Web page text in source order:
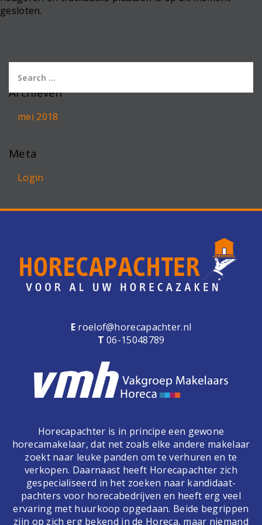
gesloten.
Archieven
mei 2018
Meta
Login
E roelof@horecapachter.nl
T 06-15048789
Horecapachter is in principe een gewone
horecamakelaar, dat net zoals elke andere makelaar
zoekt naar leuke panden om te verhuren en te
verkopen. Daarnaast heeft Horecapachter zich
gespecialiseerd in het zoeken naar kandidaat-
pachters voor horecabedrijven en heeft erg veel
ervaring met huurkoop opgedaan. Beide begrippen
zijn op zich erg bekend in de Horeca, maar niemand